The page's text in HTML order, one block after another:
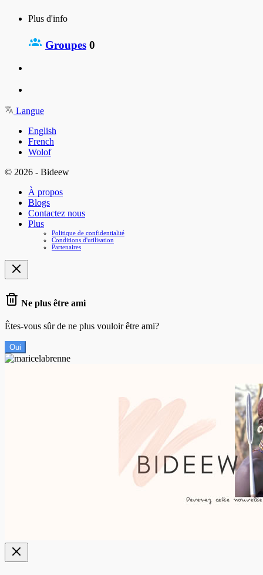
Plus d'info
Groupes 0
Langue
English
French
Wolof
© 2026 - Bideew
À propos
Blogs
Contactez nous
Plus
Politique de confidentialité
Conditions d'utilisation
Partenaires
Ne plus être ami
Êtes-vous sûr de ne plus vouloir être ami?
Oui